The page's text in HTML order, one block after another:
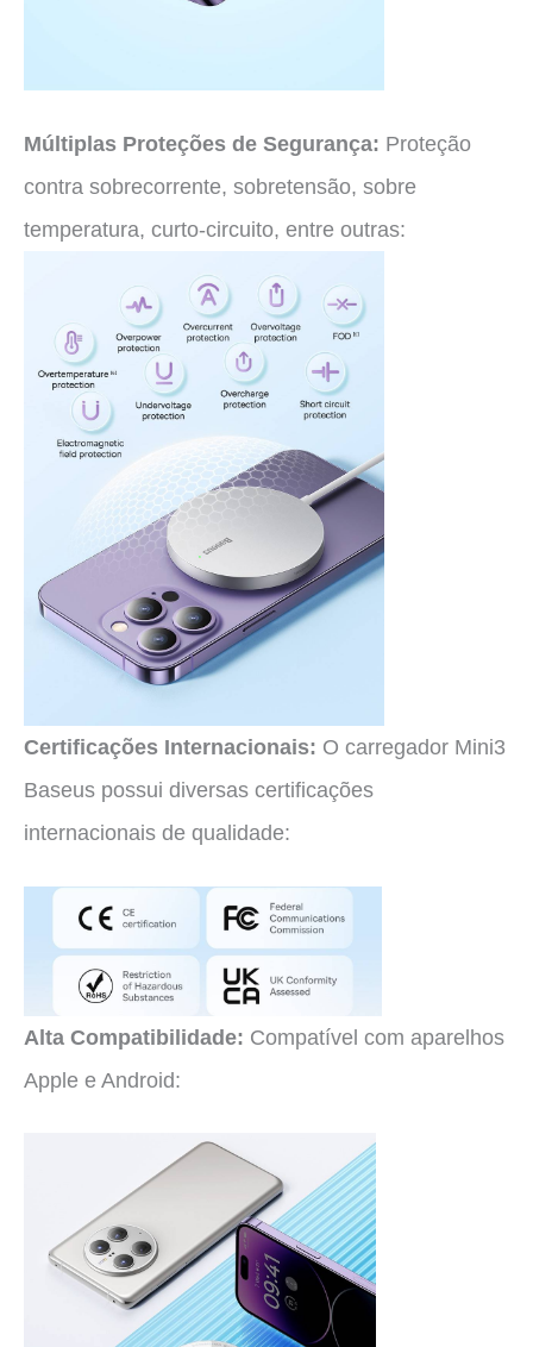
Múltiplas Proteções de Segurança: Proteção
contra sobrecorrente, sobretensão, sobre
temperatura, curto-circuito, entre outras:
Certificações Internacionais: O carregador Mini3
Baseus possui diversas certificações
internacionais de qualidade:
Alta Compatibilidade: Compatível com aparelhos
Apple e Android: